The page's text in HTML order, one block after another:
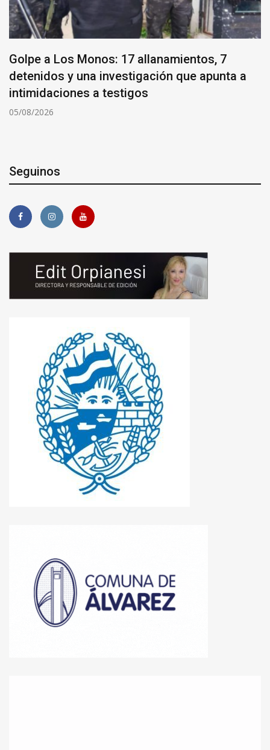
Golpe a Los Monos: 17 allanamientos, 7
detenidos y una investigación que apunta a
intimidaciones a testigos
05/08/2026
Seguinos